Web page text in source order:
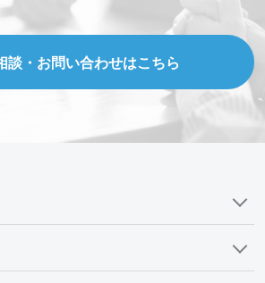
談・お問い合わせはこちら